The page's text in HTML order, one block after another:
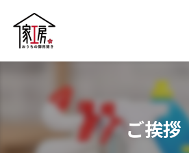
ご挨拶